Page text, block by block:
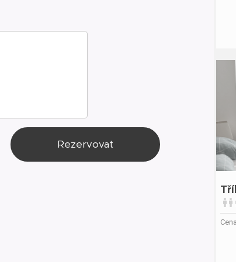
Rezervovat